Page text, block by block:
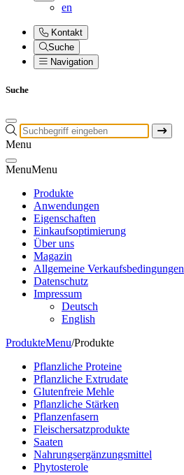
en
Kontakt
Suche
Navigation
Suche
Menu
MenuMenu
Produkte
Anwendungen
Eigenschaften
Einkaufsoptimierung
Über uns
Magazin
Allgemeine Verkaufsbedingungen
Datenschutz
Impressum
Deutsch
English
ProdukteMenu/Produkte
Pflanzliche Proteine
Pflanzliche Extrudate
Glutenfreie Mehle
Pflanzliche Stärken
Pflanzenfasern
Fleischersatzprodukte
Saaten
Nahrungsergänzungsmittel
Phytosterole